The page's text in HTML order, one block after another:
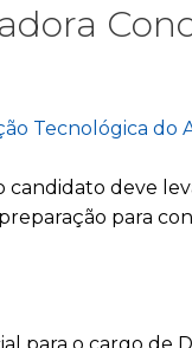
Tecnológica do
deve
para